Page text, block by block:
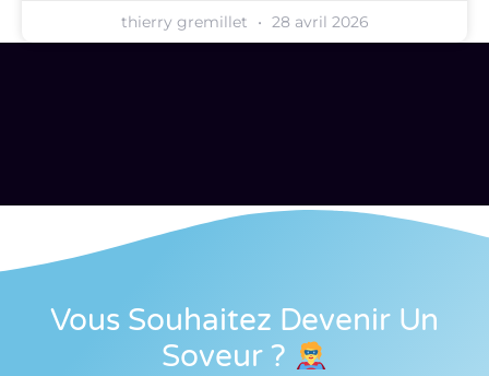
thierry gremillet 28 avril 2026
Vous Souhaitez Devenir Un
Soveur ?